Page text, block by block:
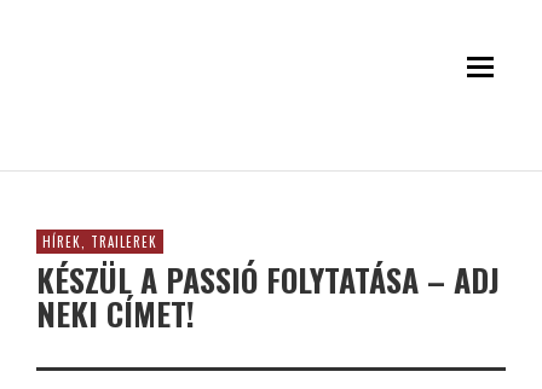
HÍREK, TRAILEREK
KÉSZÜL A PASSIÓ FOLYTATÁSA – ADJ
NEKI CÍMET!